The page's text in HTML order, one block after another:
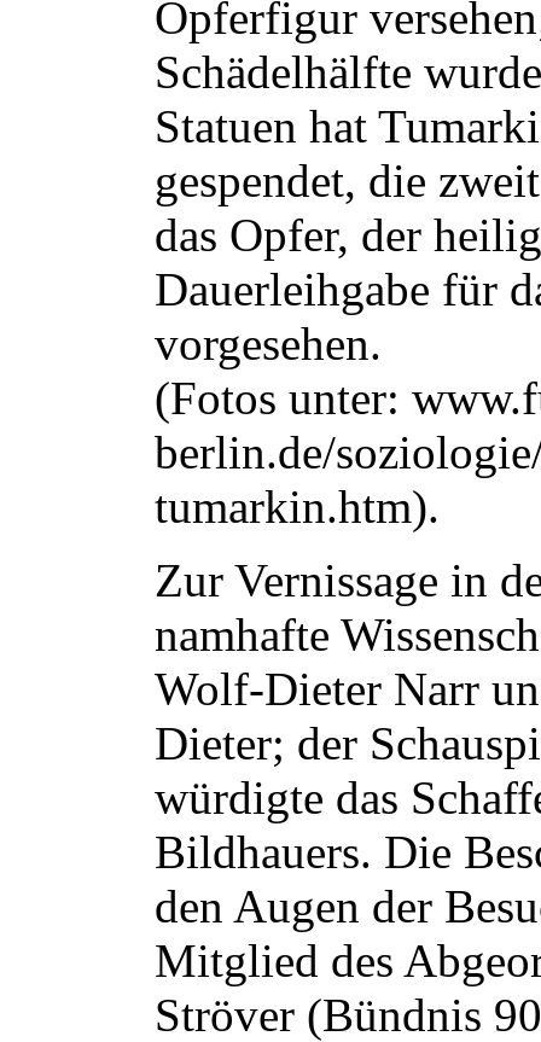
Opferfigur
Schädelhälfte
Statuen hat
gespendet, die
das Opfer, der
Dauerleihgabe für
vorgesehen.
(Fotos unter:
berlin.de/
tumarkin.htm).
Zur Vernissage in
namhafte
Wolf-Dieter Narr
Dieter; der
würdigte das
Bildhauers. Die
den Augen der
Mitglied des
Ströver (Bündnis